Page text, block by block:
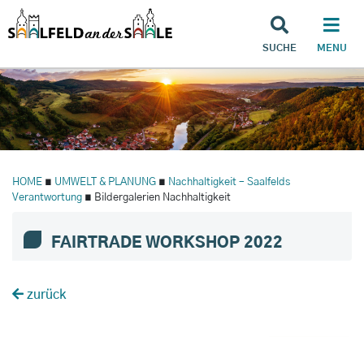
SUCHE MENU
HOME ∎ UMWELT & PLANUNG ∎ Nachhaltigkeit – Saalfelds
Verantwortung ∎ Bildergalerien Nachhaltigkeit
FAIRTRADE WORKSHOP 2022
zurück